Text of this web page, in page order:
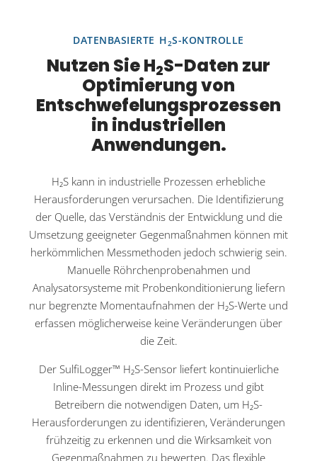
DATENBASIERTE H2S-KONTROLLE
Nutzen Sie H2S-Daten zur
Optimierung von
Entschwefelungsprozessen
in industriellen
Anwendungen.
H₂S kann in industrielle Prozessen erhebliche
Herausforderungen verursachen. Die Identifizierung
der Quelle, das Verständnis der Entwicklung und die
Umsetzung geeigneter Gegenmaßnahmen können mit
herkömmlichen Messmethoden jedoch schwierig sein.
Manuelle Röhrchenprobenahmen und
Analysatorsysteme mit Probenkonditionierung liefern
nur begrenzte Momentaufnahmen der H₂S-Werte und
erfassen möglicherweise keine Veränderungen über
die Zeit.
Der SulfiLogger™ H₂S-Sensor liefert kontinuierliche
Inline-Messungen direkt im Prozess und gibt
Betreibern die notwendigen Daten, um H₂S-
Herausforderungen zu identifizieren, Veränderungen
frühzeitig zu erkennen und die Wirksamkeit von
Gegenmaßnahmen zu bewerten. Das flexible